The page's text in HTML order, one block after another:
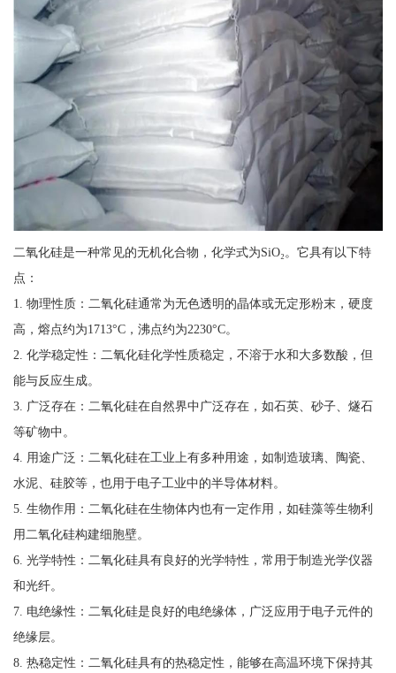
二氧化硅是一种常见的无机化合物，化学式为SiO₂。它具有以下特
点：
1. 物理性质：二氧化硅通常为无色透明的晶体或无定形粉末，硬度
高，熔点约为1713°C，沸点约为2230°C。
2. 化学稳定性：二氧化硅化学性质稳定，不溶于水和大多数酸，但
能与反应生成。
3. 广泛存在：二氧化硅在自然界中广泛存在，如石英、砂子、燧石
等矿物中。
4. 用途广泛：二氧化硅在工业上有多种用途，如制造玻璃、陶瓷、
水泥、硅胶等，也用于电子工业中的半导体材料。
5. 生物作用：二氧化硅在生物体内也有一定作用，如硅藻等生物利
用二氧化硅构建细胞壁。
6. 光学特性：二氧化硅具有良好的光学特性，常用于制造光学仪器
和光纤。
7. 电绝缘性：二氧化硅是良好的电绝缘体，广泛应用于电子元件的
绝缘层。
8. 热稳定性：二氧化硅具有的热稳定性，能够在高温环境下保持其